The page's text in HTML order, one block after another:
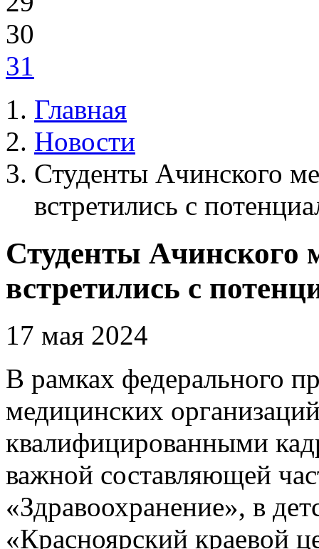
30
31
Главная
Новости
Студенты Ачинского
встретились с
Студенты Ачинского
встретились с
17 мая 2024
В рамках федерального
медицинских
квалифицированными
важной составляющей
«Здравоохранение», в
«Красноярский краевой